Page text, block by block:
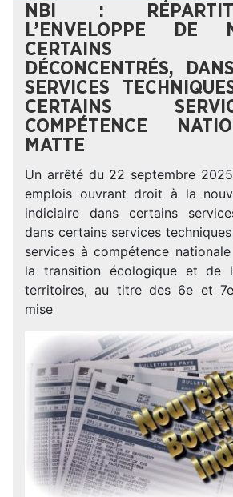
NBI :
L’ENVELOPPE DE
CERTAINS
DÉCONCENTRÉS,
SERVICES
CERTAINS
COMPÉTENCE
MATTE
Un arrêté du 22 septembre
emplois ouvrant droit à la
indiciaire dans certains
dans certains services
services à compétence
la transition écologique et de
territoires, au titre des 6e et
mise